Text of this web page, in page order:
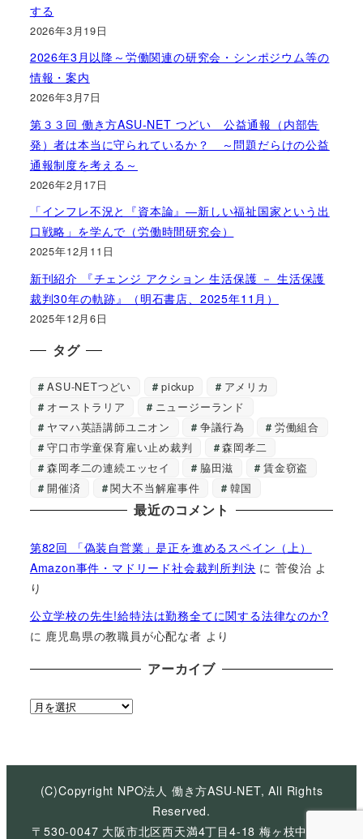
する
2026年3月19日
2026年3月以降～労働関連の研究会・シンポジウム等の
情報・案内
2026年3月7日
第３３回 働き方ASU-NET つどい 公益通報（内部告
発）者は本当に守られているか？ ～問題だらけの公益
通報制度を考える～
2026年2月17日
「インフレ不況と『資本論』―新しい福祉国家という出
口戦略」を学んで（労働時間研究会）
2025年12月11日
新刊紹介 『チェンジ アクション 生活保護 － 生活保護
裁判30年の軌跡』（明石書店、2025年11月）
2025年12月6日
タグ
ASU-NETつどい pickup
アメリカ
オーストラリア
ニュージーランド
ヤマハ英語講師ユニオン
争議行為
労働組合
守口市学童保育雇い止め裁判
森岡孝二
森岡孝二の連続エッセイ
脇田滋
賃金窃盗
開催済
関大不当解雇事件 韓国
最近のコメント
第82回 「偽装自営業」是正を進めるスペイン（上）
Amazon事件・マドリード社会裁判所判決 に菅俊治 よ
り
公立学校の先生!給特法は勤務全てに関する法律なのか?
に 鹿児島県の教職員が心配な者 より
アーカイブ
ア
イ
(C)Copyright NPO法人 働き方ASU-NET, All Rights
Reserved.
〒530-0047 大阪市北区西天満4丁目4-18 梅ヶ枝中央ビ